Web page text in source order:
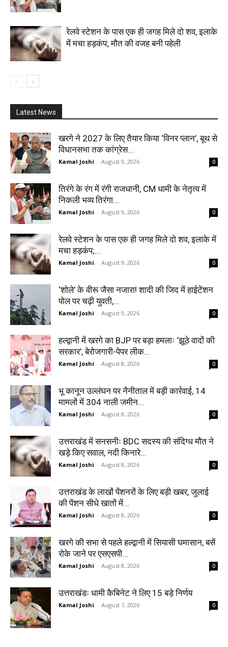
रेलवे स्टेशन के पास एक ही जगह मिले दो शव, इलाके
में मचा हड़कंप; मौत की वजह बनी पहेली
Latest News
खरगे ने 2027 के लिए तैयार किया ‘विनर प्लान’, बूथ से
विधानसभा तक कांग्रेस...
Kamal Joshi - August 9, 2026 0
तिरंगे के रंग में रंगी राजधानी, CM धामी के नेतृत्व में
निकली भव्य तिरंगा...
Kamal Joshi - August 9, 2026 0
रेलवे स्टेशन के पास एक ही जगह मिले दो शव, इलाके में
मचा हड़कंप;...
Kamal Joshi - August 9, 2026 0
‘शोले’ के वीरू जैसा नजारा! शादी की जिद में हाईटेंशन
पोल पर चढ़ी युवती,...
Kamal Joshi - August 9, 2026 0
हल्द्वानी में खरगे का BJP पर बड़ा हमलाः ‘झूठे वादों की
सरकार’, बेरोजगारी-पेपर लीक...
Kamal Joshi - August 8, 2026 0
भू कानून उल्लंघन पर नैनीताल में बड़ी कार्रवाई, 14
मामलों में 304 नाली जमीन...
Kamal Joshi - August 8, 2026 0
उत्तराखंड में सनसनीः BDC सदस्य की संदिग्ध मौत ने
खड़े किए सवाल, नदी किनारे...
Kamal Joshi - August 8, 2026 0
उत्तराखंड के लाखों पेंशनरों के लिए बड़ी खबर, जुलाई
की पेंशन सीधे खातों में...
Kamal Joshi - August 8, 2026 0
खरगे की सभा से पहले हल्द्वानी में सियासी घमासान, बसें
रोके जाने पर एसएसपी...
Kamal Joshi - August 8, 2026 0
उत्तराखंडः धामी कैबिनेट ने लिए 15 बड़े निर्णय
Kamal Joshi - August 7, 2026 0